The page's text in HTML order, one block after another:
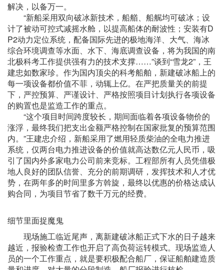
解决，以备万一。
“新船采用双向破冰新技术，船艏、船艉均可破冰；设
计了被动可控式减摇水舱，以提高船体的耐波性；安装有D
P2动力定位系统，配备国际先进的极地海洋、大气、海冰
综合环境调查等水面、水下、海底调查设备，将为我国的南
北极科考工作提供强有力的技术支撑……”谈到“雪龙2”，王
建忠如数家珍。作为国内顶尖的科考船舶，新建破冰船上的
每一项设备都价值不菲，动辄上亿。在严把质量关的前提
下，严控预算、严谨设计、严格按照项目计划执行各项设备
的购置也是监造工作的重点。
“这个项目时间跨度较长，期间面临着各项设备物价的
涨浮，最终我们把支出金额严格控制在国家批复的预算范围
内。”王建忠介绍，新船采用了燃用轻质柴油的全电力推进
系统，仅两台电力推进设备的价值就高达数亿元人民币，吸
引了国内外多家电力公司前来竞标。工程部所有人员凭借极
地人良好的团队信誉、充分的前期调研，发挥技术和人才优
势，在两年多的时间里多方斡旋，最终以优惠的价格达成认
购合同，为项目节省了数千万元的经费。
细节里面捉魔鬼
现场施工临近尾声，离新建破冰船正式下水的日子越来
越近，报验检查工作也开启了高负荷运转模式。现场监造人
员的一个工作重点，就是要积极配合船厂，保证船舶建造质